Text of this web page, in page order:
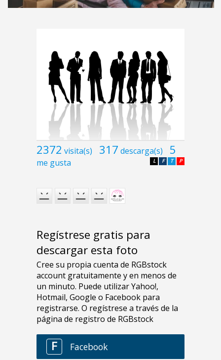
2372 visita(s) 317 descarga(s) 5
me gusta P
T
F
L
Regístrese gratis para
descargar esta foto